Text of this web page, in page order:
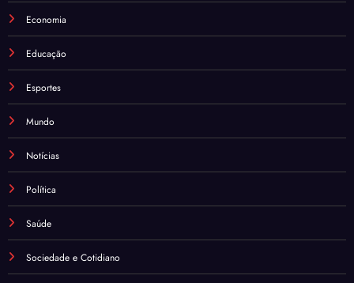
Economia
Educação
Esportes
Mundo
Notícias
Política
Saúde
Sociedade e Cotidiano